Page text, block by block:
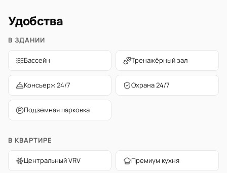
Удобства
В ЗДАНИИ
Бассейн Тренажёрный зал
Консьерж 24/7 Охрана 24/7
Подземная парковка
В КВАРТИРЕ
Центральный VRV Премиум кухня